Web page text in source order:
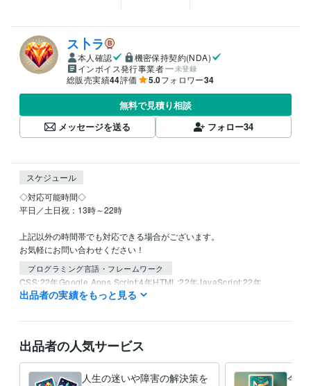
ス卜ラ
本人確認
機密保持契約(NDA)
インボイス発行事業者
未登録
総販売実績44評価 5.0フォロワー34
無料で見積り相談
メッセージを送る
フォロー34
スケジュール
◇対応可能時間◇
平日／土日祝：13時～22時
上記以外の時間帯でも対応できる場合がございます。
お気軽にお問い合わせください！
プログラミング言語・フレームワーク
CSS:22年Google Apps Script:4年HTML:22年JavaScript:22年
PHP:10年Python:2年Sass:5年 SQL:5年
Vue.js:1年Linux:5年MySQL:6年Git:4年
ビジネス・クリエイティブツール
Wix:6年WordPress:10年Excel:22年Google スプレッドシート:6年
Google スライド:6年Google ドキュメント:6年PowerPoint:10年
出品者の実績をもっと見る
出品者の人気サービス
人生の迷いや障害の解決策を
今の